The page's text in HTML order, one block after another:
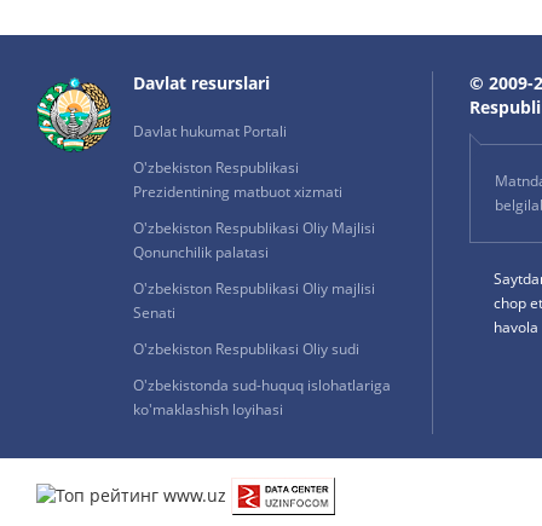
Davlat resurslari
Davlat hukumat Portali
O'zbekiston Respublikasi
Prezidentining matbuot xizmati
O'zbekiston Respublikasi Oliy Majlisi
Qonunchilik palatasi
O'zbekiston Respublikasi Oliy majlisi
Senati
O'zbekiston Respublikasi Oliy sudi
O'zbekistonda sud-huquq islohatlariga
ko'maklashish loyihasi
© 2009-
chop